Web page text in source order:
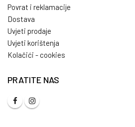
Povrat i reklamacije
Dostava
Uvjeti prodaje
Uvjeti korištenja
Kolačići - cookies
PRATITE NAS